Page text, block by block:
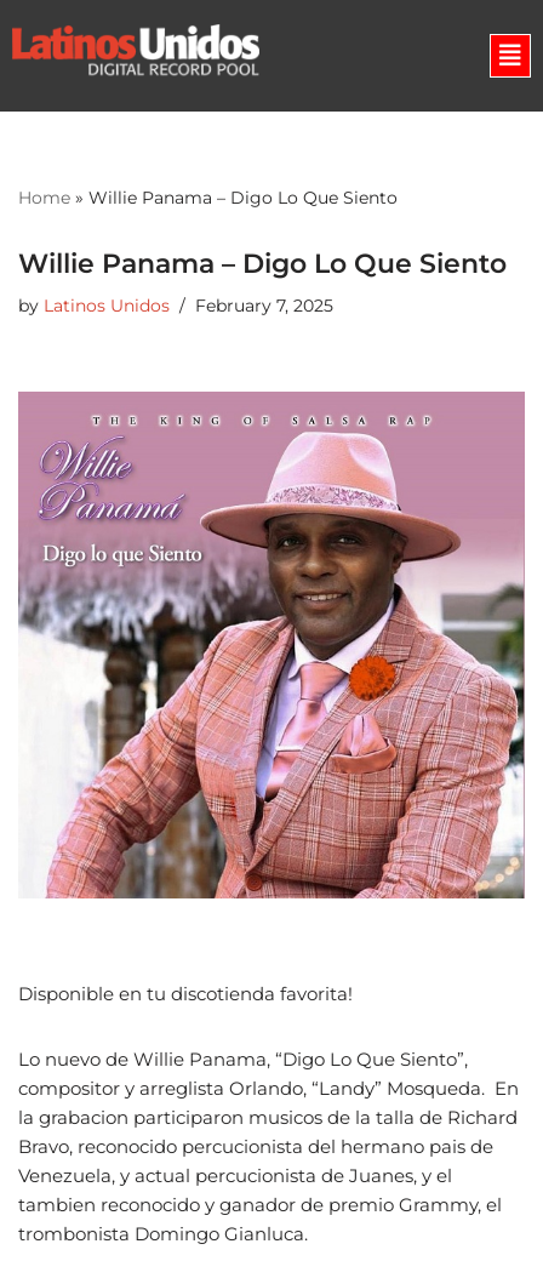
Skip
Home » Willie Panama – Digo Lo Que Siento
Willie Panama – Digo Lo Que Siento
by Latinos Unidos February 7, 2025
Disponible en tu discotienda favorita!
Lo nuevo de Willie Panama, “Digo Lo Que Siento”,
compositor y arreglista Orlando, “Landy” Mosqueda. En
la grabacion participaron musicos de la talla de Richard
Bravo, reconocido percucionista del hermano pais de
Venezuela, y actual percucionista de Juanes, y el
tambien reconocido y ganador de premio Grammy, el
trombonista Domingo Gianluca.